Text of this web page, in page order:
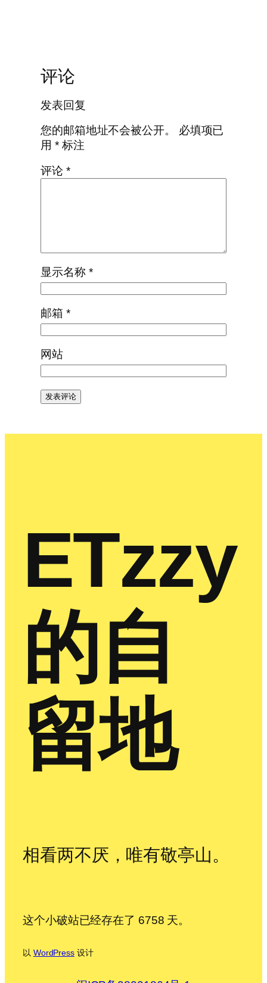
评论
发表回复
您的邮箱地址不会被公开。
必填项已
用 *标注
评论 *
显示名称 *
邮箱 *
网站
ETzzy
的自
留地
相看两不厌，唯有敬亭山。
这个小破站已经存在了 6758 天。
以 WordPress设计